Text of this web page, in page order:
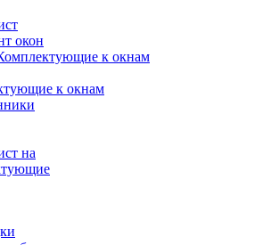
окон
к окнам
к окнам
на